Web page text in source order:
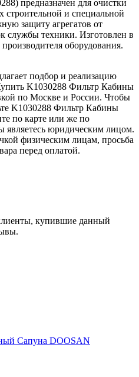
предназначен для очистки
строительной и специальной
защиту агрегатов от
службы техники. Изготовлен в
оборудования.
подбор и реализацию
K1030288 Фильтр Кабины
по Москве и России. Чтобы
K1030288 Фильтр Кабины
по карте или же по
являетесь юридическим лицом.
физическим лицам, просьба
перед оплатой.
купившие данный
Сапуна DOOSAN